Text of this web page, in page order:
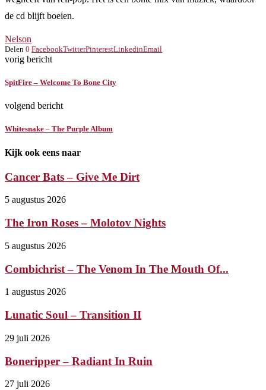
de cd blijft boeien.
Nelson
Delen 0 FacebookTwitterPinterestLinkedinEmail
vorig bericht
SpitFire – Welcome To Bone City
volgend bericht
Whitesnake – The Purple Album
Kijk ook eens naar
Cancer Bats – Give Me Dirt
5 augustus 2026
The Iron Roses – Molotov Nights
5 augustus 2026
Combichrist – The Venom In The Mouth Of...
1 augustus 2026
Lunatic Soul – Transition II
29 juli 2026
Boneripper – Radiant In Ruin
27 juli 2026